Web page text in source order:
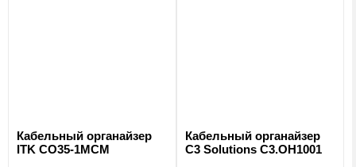
Кабельный органайзер
ITK CO35-1MCM
Кабельный органайзер
C3 Solutions C3.OH1001